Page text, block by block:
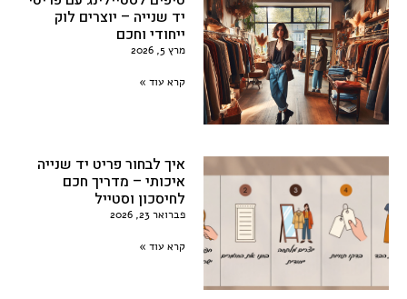
יד שנייה – יוצרים לוק
ייחודי וחכם
מרץ 5, 2026
קרא עוד »
איך לבחור פריט יד שנייה
איכותי – מדריך חכם
לחיסכון וסטייל
פברואר 23, 2026
קרא עוד »